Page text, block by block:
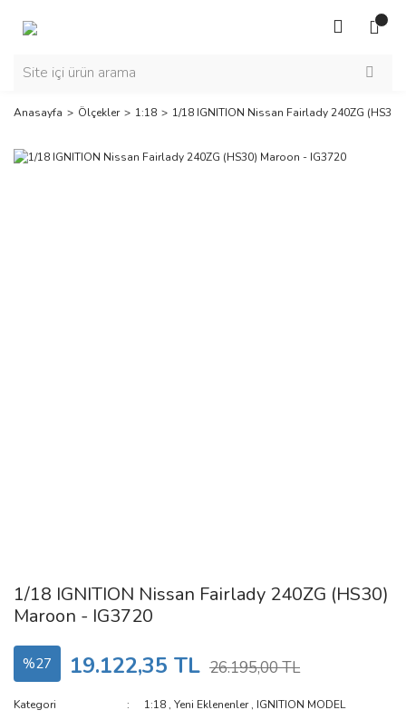
Anasayfa Ölçekler 1:18 1/18 IGNITION Nissan Fairlady 240ZG
1/18 IGNITION Nissan Fairlady 240ZG (HS30)
Maroon - IG3720
%27 19.122,35 TL 26.195,00 TL
Kategori 1:18 ,Yeni Eklenenler, IGNITION MODEL